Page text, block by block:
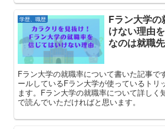
学歴、職歴
Fラン大学
けない理由
なのは就職先
Fラン大学の就職率について書いた記事で
ールしているFラン大学が使っているトリ
ます。Fラン大学の就職率について詳しく
で読んでいただければと思います。